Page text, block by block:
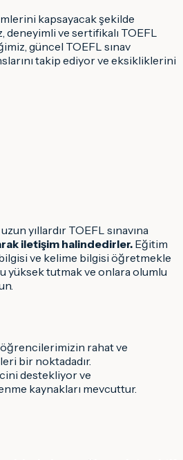
kapsayacak şekilde
deneyimli ve sertifikalı TOEFL
güncel TOEFL sınav
takip ediyor ve eksikliklerini
yıllardır TOEFL sınavına
iletişim halindedirler. Eğitim
ve kelime bilgisi öğretmekle
yüksek tutmak ve onlara olumlu
öğrencilerimizin rahat ve
bir noktadadır.
destekliyor ve
kaynakları mevcuttur.